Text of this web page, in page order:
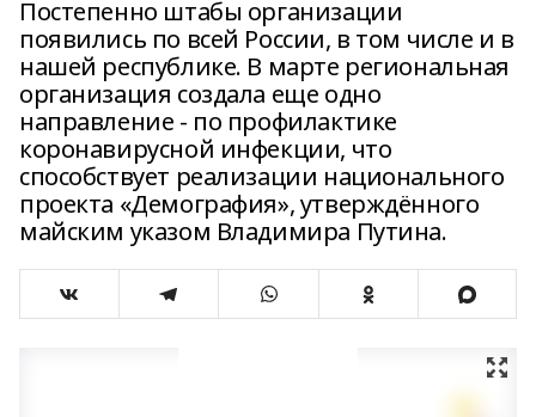
Постепенно штабы организации
появились по всей России, в том числе и в
нашей республике. В марте региональная
организация создала еще одно
направление - по профилактике
коронавирусной инфекции, что
способствует реализации национального
проекта «Демография», утверждённого
майским указом Владимира Путина.